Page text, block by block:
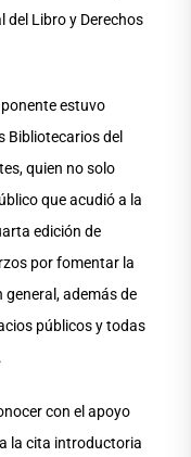
del Libro y Derechos
estuvo
Bibliotecarios del
quien no solo
que acudió a la
edición de
por fomentar la
general, además de
públicos y todas
con el apoyo
la cita introductoria